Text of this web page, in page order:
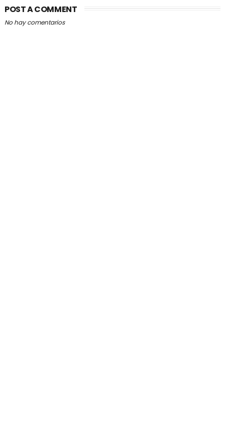
POST A COMMENT
No hay comentarios